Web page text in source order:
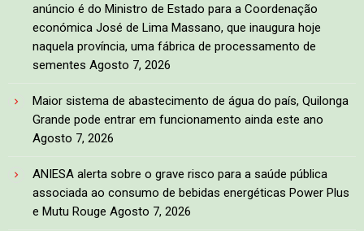
anúncio é do Ministro de Estado para a Coordenação
económica José de Lima Massano, que inaugura hoje
naquela província, uma fábrica de processamento de
sementes Agosto 7, 2026
Maior sistema de abastecimento de água do país, Quilonga
Grande pode entrar em funcionamento ainda este ano
Agosto 7, 2026
ANIESA alerta sobre o grave risco para a saúde pública
associada ao consumo de bebidas energéticas Power Plus
e Mutu Rouge Agosto 7, 2026